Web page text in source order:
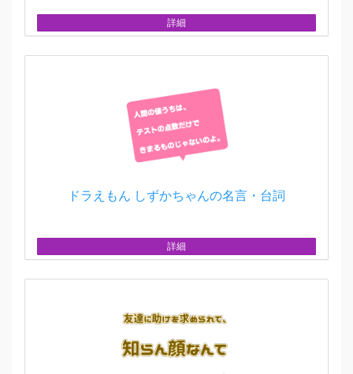
詳細
ドラえもん しずかちゃんの名言・台詞
詳細